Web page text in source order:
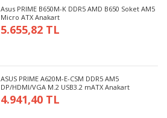
Asus PRIME B650M-K DDR5 AMD B650 Soket AM5
Micro ATX Anakart
5.655,82 TL
ASUS PRIME A620M-E-CSM DDR5 AM5
DP/HDMI/VGA M.2 USB3.2 mATX Anakart
4.941,40 TL